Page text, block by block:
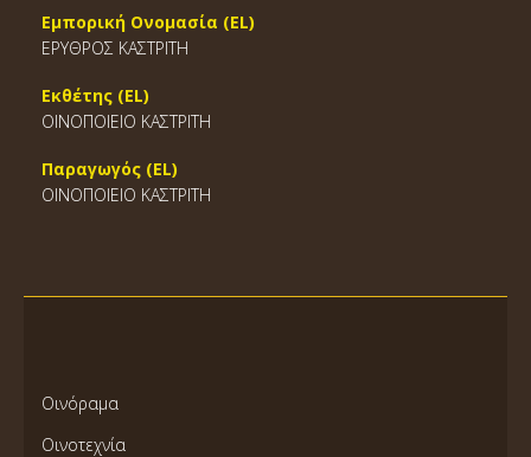
Εμπορική Ονομασία (EL)
ΕΡΥΘΡΟΣ ΚΑΣΤΡΙΤΗ
Εκθέτης (EL)
ΟΙΝΟΠΟΙΕΙΟ ΚΑΣΤΡΙΤΗ
Παραγωγός (EL)
ΟΙΝΟΠΟΙΕΙΟ ΚΑΣΤΡΙΤΗ
Οινόραμα
Οινοτεχνία